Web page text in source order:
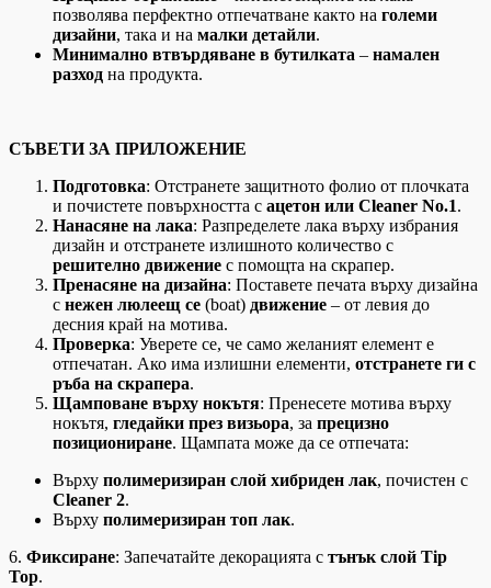
позволява перфектно отпечатване както на големи
дизайни, така и на малки детайли.
Минимално втвърдяване в бутилката – намален
разход на продукта.
СЪВЕТИ ЗА ПРИЛОЖЕНИЕ
Подготовка: Отстранете защитното фолио от плочката
и почистете повърхността с ацетон или Cleaner No.1.
Нанасяне на лака: Разпределете лака върху избрания
дизайн и отстранете излишното количество с
решително движение с помощта на скрапер.
Пренасяне на дизайна: Поставете печата върху дизайна
с нежен люлеещ се (boat) движение – от левия до
десния край на мотивa.
Проверка: Уверете се, че само желаният елемент е
отпечатан. Ако има излишни елементи, отстранете ги с
ръба на скрапера.
Щамповане върху нокътя: Пренесете мотива върху
нокътя, гледайки през визьора, за прецизно
позициониране. Щампата може да се отпечата:
Върху полимеризиран слой хибриден лак, почистен с
Cleaner 2.
Върху полимеризиран топ лак.
6. Фиксиране: Запечатайте декорацията с тънък слой Tip
Top.